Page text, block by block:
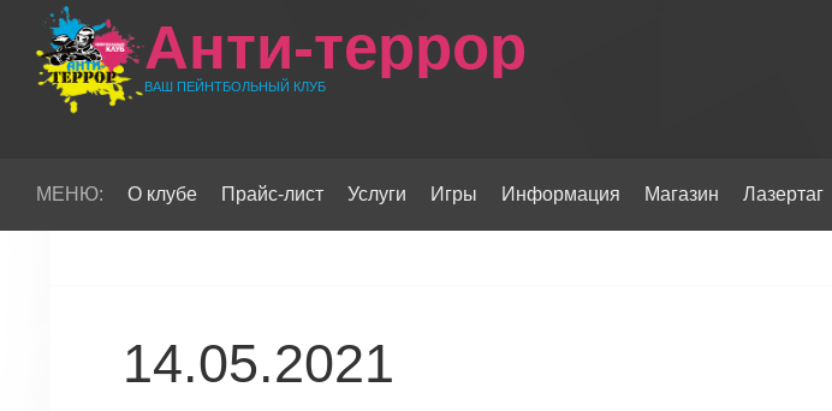
Анти-террор
ВАШ ПЕЙНТБОЛЬНЫЙ КЛУБ
МЕНЮ: О клубе Прайс-лист Услуги Игры Информация Магазин Лазертаг
14.05.2021